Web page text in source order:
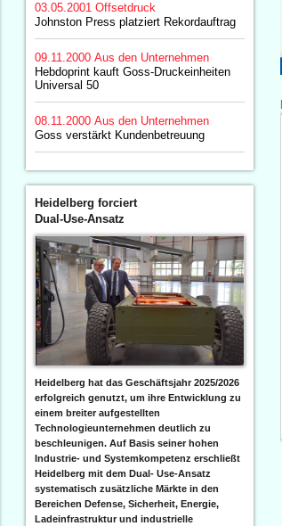
03.05.2001 Offsetdruck
Johnston Press platziert Rekordauftrag
09.11.2000 Aus den Unternehmen
Hebdoprint kauft Goss-Druckeinheiten
Universal 50
08.11.2000 Aus den Unternehmen
Goss verstärkt Kundenbetreuung
Heidelberg forciert
Dual-Use-Ansatz
Heidelberg hat das Geschäftsjahr 2025/2026
erfolgreich genutzt, um ihre Entwicklung zu
einem breiter aufgestellten
Technologieunternehmen deutlich zu
beschleunigen. Auf Basis seiner hohen
Industrie- und Systemkompetenz erschließt
Heidelberg mit dem Dual- Use-Ansatz
systematisch zusätzliche Märkte in den
Bereichen Defense, Sicherheit, Energie,
Ladeinfrastruktur und industrielle